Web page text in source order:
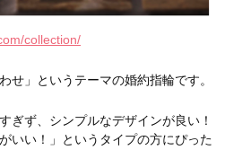
collection/
せ」というテーマの婚約指輪です。
ぎず、シンプルなデザインが良い！
いい！」というタイプの方にぴった